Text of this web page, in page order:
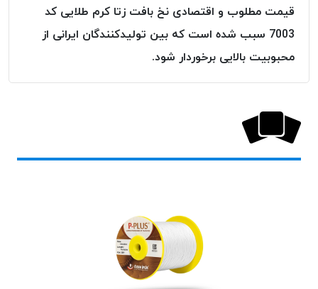
توری
پلیسه
KORD
BETA
های
قیمت مطلوب و اقتصادی نخ بافت زتا کرم طلایی کد
7003 سبب شده است که بین تولیدکنندگان ایرانی از
محبوبیت بالایی برخوردار شود.